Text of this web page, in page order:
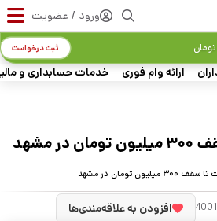
ورود / عضویت
ارائه وام فوری خدمات حسابداری و
ثبت درخواست
مشهد
تومان در مشهد
افزودن به علاقه‌مندی‌ها